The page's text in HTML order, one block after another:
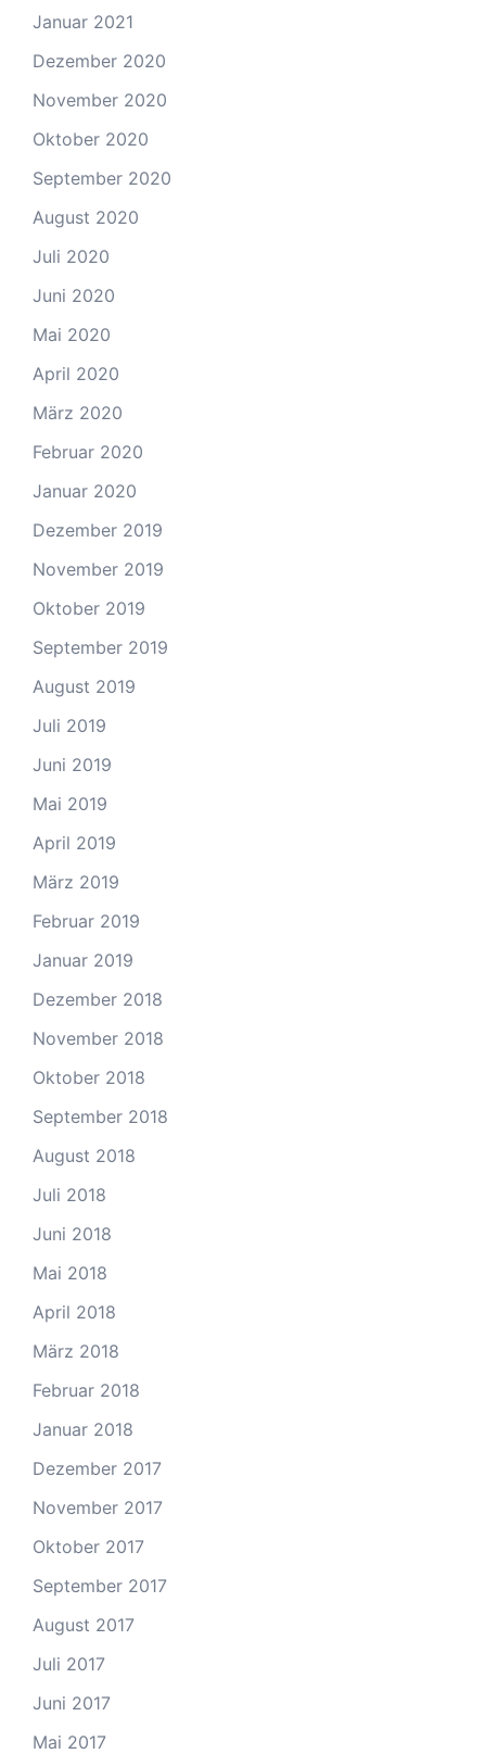
Januar 2021
Dezember 2020
November 2020
Oktober 2020
September 2020
August 2020
Juli 2020
Juni 2020
Mai 2020
April 2020
März 2020
Februar 2020
Januar 2020
Dezember 2019
November 2019
Oktober 2019
September 2019
August 2019
Juli 2019
Juni 2019
Mai 2019
April 2019
März 2019
Februar 2019
Januar 2019
Dezember 2018
November 2018
Oktober 2018
September 2018
August 2018
Juli 2018
Juni 2018
Mai 2018
April 2018
März 2018
Februar 2018
Januar 2018
Dezember 2017
November 2017
Oktober 2017
September 2017
August 2017
Juli 2017
Juni 2017
Mai 2017